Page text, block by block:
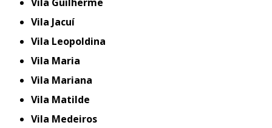
Vila Jacuí
Vila Leopoldina
Vila Maria
Vila Mariana
Vila Matilde
Vila Medeiros